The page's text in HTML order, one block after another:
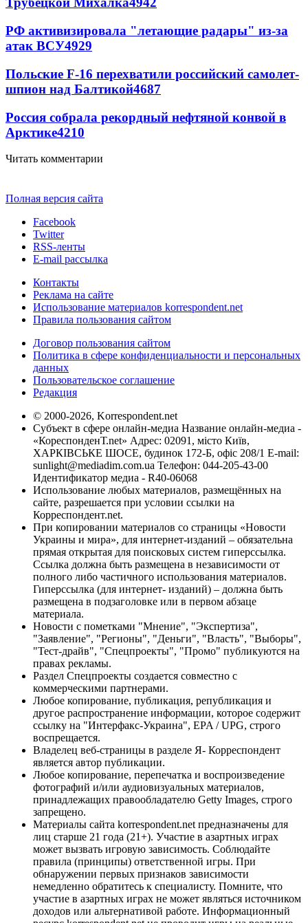
РФ активизировала "летающие радары" из-за
атак ВСУ4929
Польские F-16 перехватили российский самолет-
шпион над Балтикой4687
Россия собрала рекордный нефтяной конвой в
Арктике4210
Читать комментарии
Полная версия сайта
Facebook
Twitter
RSS-ленты
E-mail рассылка
Контакты
Реклама на сайте
Использование материалов korrespondent.net
Правила пользования сайтом
Договор пользования сайтом
Политика в сфере конфиденциальности и персональных
данных
Пользовательское соглашение
Редакция
© 2000-2026, Korrespondent.net
Субъект в сфере онлайн-медиа Название онлайн-медиа -
«КореспонденТ.net» Адрес: 02091, місто Київ,
ХАРКІВСЬКЕ ШОСЕ, будинок 172-Б, офіс 208/1 E-mail:
sunlight@mediadim.com.ua Телефон: 044-205-43-00
Идентификатор медиа - R40-06068
Использование любых материалов, размещённых на
сайте, разрешается при условии ссылки на
Корреспондент.net.
При копировании материалов со страницы «Новости
Украины и мира», для интернет-изданий – обязательна
прямая открытая для поисковых систем гиперссылка.
Ссылка должна быть размещена в независимости от
полного либо частичного использования материалов.
Гиперссылка (для интернет- изданий) – должна быть
размещена в подзаголовке или в первом абзаце
материала.
Новости с пометками "Мнение", "Экспертиза",
"Заявление", "Регионы", "Деньги", "Власть", "Выборы",
"Тест-драйв", "Спецпроекты", "Промо" публикуются на
правах рекламы.
Раздел Спецпроекты создается совместно с
коммерческими партнерами.
Любое копирование, публикация, републикация и
другое распространение информации, которое содержит
ссылку на "Интерфакс-Украина", EPA / UPG, строго
воспрещается.
Владелец веб-страницы в разделе Я- Корреспондент
является автор публикации.
Любое копирование, перепечатка и воспроизведение
фотографий и/или аудиовизуальных материалов,
принадлежащих правообладателю Getty Images, строго
запрещено.
Материалы сайта korrespondent.net предназначены для
лиц старше 21 года (21+). Участие в азартных играх
может вызвать игровую зависимость. Соблюдайте
правила (принципы) ответственной игры. При
обнаружении первых признаков зависимости
немедленно обратитесь к специалисту. Помните, что
участие в азартных играх не может являться источником
доходов или альтернативой работе. Информационный